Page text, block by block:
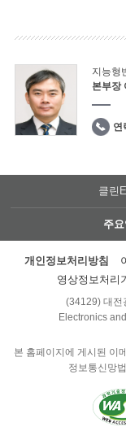
지능형
본부장
연
클린
주
개인정보처리방침
영상정보처리
(34129) 대전
Electronics
본 홈페이지에 게시된 이
정보통신망